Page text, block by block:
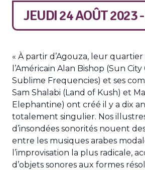
JEUDI 24 AOÛT 2023
« À partir d’Agouza, leur
l’Américain Alan Bishop (Sun
Sublime Frequencies) et ses
Sam Shalabi (Land of Kush) et
Elephantine) ont créé il y a dix
totalement singulier. Nos
d’insondées sonorités nouent
entre les musiques arabes
l’improvisation la plus radicale,
d’objets sonores aux formes